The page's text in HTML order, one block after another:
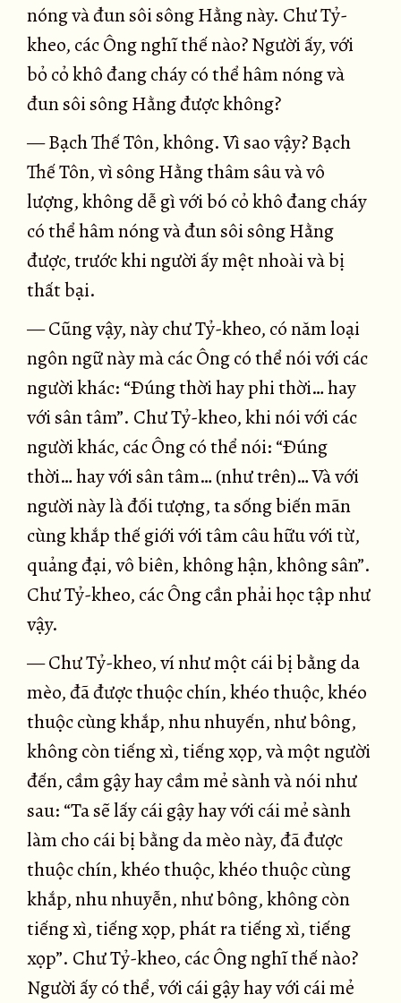
nóng và đun sôi sông Hằng này. Chư Tỷ-
kheo, các Ông nghĩ thế nào? Người ấy, với
bỏ cỏ khô đang cháy có thể hâm nóng và
đun sôi sông Hằng được không?
— Bạch Thế Tôn, không. Vì sao vậy? Bạch
Thế Tôn, vì sông Hằng thâm sâu và vô
lượng, không dễ gì với bó cỏ khô đang cháy
có thể hâm nóng và đun sôi sông Hằng
được, trước khi người ấy mệt nhoài và bị
thất bại.
— Cũng vậy, này chư Tỷ-kheo, có năm loại
ngôn ngữ này mà các Ông có thể nói với các
người khác: “Ðúng thời hay phi thời… hay
với sân tâm”. Chư Tỷ-kheo, khi nói với các
người khác, các Ông có thể nói: “Ðúng
thời… hay với sân tâm… (như trên)… Và với
người này là đối tượng, ta sống biến mãn
cùng khắp thế giới với tâm câu hữu với từ,
quảng đại, vô biên, không hận, không sân”.
Chư Tỷ-kheo, các Ông cần phải học tập như
vậy.
— Chư Tỷ-kheo, ví như một cái bị bằng da
mèo, đã được thuộc chín, khéo thuộc, khéo
thuộc cùng khắp, nhu nhuyến, như bông,
không còn tiếng xì, tiếng xọp, và một người
đến, cầm gậy hay cầm mẻ sành và nói như
sau: “Ta sẽ lấy cái gậy hay với cái mẻ sành
làm cho cái bị bằng da mèo này, đã được
thuộc chín, khéo thuộc, khéo thuộc cùng
khắp, nhu nhuyễn, như bông, không còn
tiếng xì, tiếng xọp, phát ra tiếng xì, tiếng
xọp”. Chư Tỷ-kheo, các Ông nghĩ thế nào?
Người ấy có thể, với cái gậy hay với cái mẻ